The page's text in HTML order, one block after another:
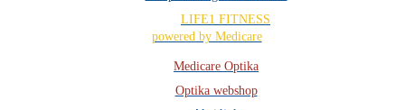
LIFE1 FITNESS
powered by Medicare
Medicare Optika
Optika webshop